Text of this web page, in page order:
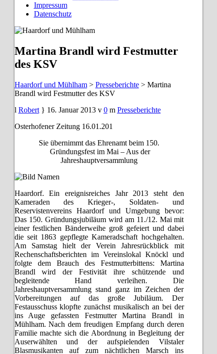
Impressum
Datenschutz
Martina Brandl wird Festmutter
des KSV
Haardorf und Mühlham> Presseberichte> Martina
Brandl wird Festmutter des KSV
Robert
16. Januar 2013 0
Presseberichte
Osterhofener Zeitung 16.01.201
Sie übernimmt das Ehrenamt beim 150.
Gründungsfest im Mai – Aus der
Jahreshauptversammlung
Haardorf. Ein ereignisreiches Jahr 2013 steht den
Kameraden des Krieger-, Soldaten- und
Reservistenvereins Haardorf und Umgebung bevor:
Das 150. Gründungsjubiläum wird am 11./12. Mai mit
einer festlichen Bänderweihe groß gefeiert und dabei
die seit 1863 gepflegte Kameradschaft hochgehalten.
Am Samstag hielt der Verein Jahresrückblick mit
Rechenschaftsberichten im Vereinslokal Knöckl und
folgte dem Brauch des Festmutterbittens: Martina
Brandl wird der Festivität ihre schützende und
begleitende Hand verleihen. Die
Jahreshauptversammlung stand ganz im Zeichen der
Vorbereitungen auf das große Jubiläum. Der
Festausschuss klopfte zunächst musikalisch an bei der
ins Auge gefassten Festmutter Martina Brandl in
Mühlham. Nach dem freudigen Empfang durch deren
Familie machte sich die Abordnung in Begleitung der
Auserwählten und der aufspielenden Vilstaler
Blasmusikanten auf zum nächtlichen Marsch ins